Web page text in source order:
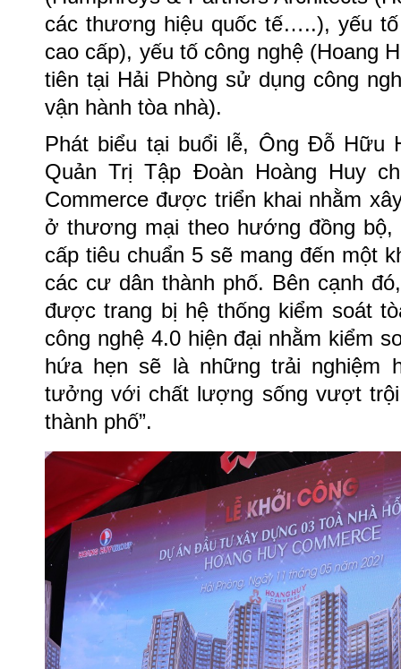
các thương hiệu quốc tế…..), yếu
cao cấp), yếu tố công nghệ (Hoang
tiên tại Hải Phòng sử dụng công
vận hành tòa nhà).
Phát biểu tại buổi lễ, Ông Đỗ Hữu
Quản Trị Tập Đoàn Hoàng Huy
Commerce được triển khai nhằm
ở thương mại theo hướng đồng
cấp tiêu chuẩn 5 sẽ mang đến một
các cư dân thành phố. Bên cạnh
được trang bị hệ thống kiểm soát
công nghệ 4.0 hiện đại nhằm kiểm
hứa hẹn sẽ là những trải nghiệm
tưởng với chất lượng sống vượt
thành phố”.